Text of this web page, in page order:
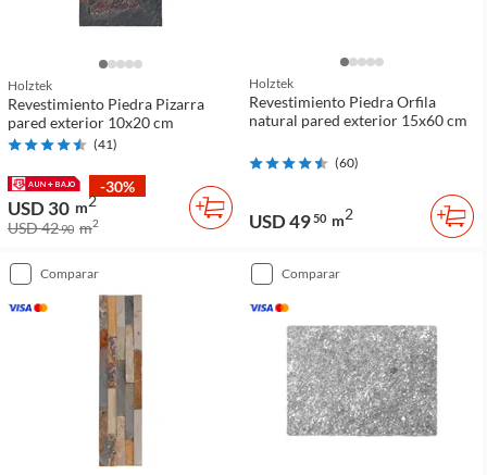
Holztek
Revestimiento Piedra Pizarra
pared exterior 10x20 cm
(41)
-30%
USD 30 m2
USD 4290 m2
Holztek
Revestimiento Piedra Orfila
natural pared exterior 15x60 cm
(60)
USD 4950 m2
comparar comparar